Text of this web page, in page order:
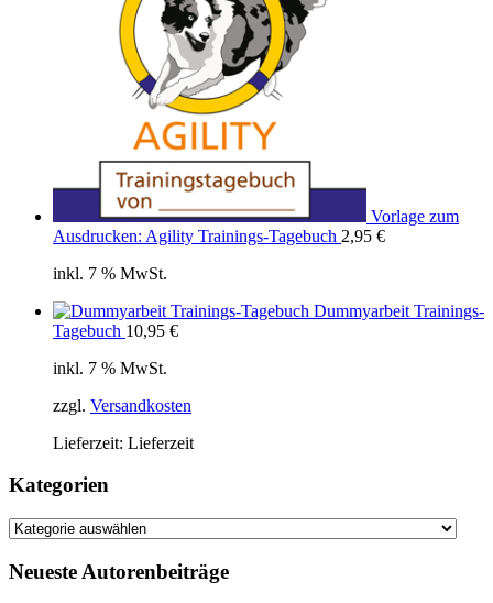
Vorlage zum
Ausdrucken: Agility Trainings-Tagebuch 2,95 €
inkl. 7 % MwSt.
Dummyarbeit Trainings-
Tagebuch 10,95 €
inkl. 7 % MwSt.
zzgl. Versandkosten
Lieferzeit: Lieferzeit
Kategorien
Kategorien
Neueste Autorenbeiträge